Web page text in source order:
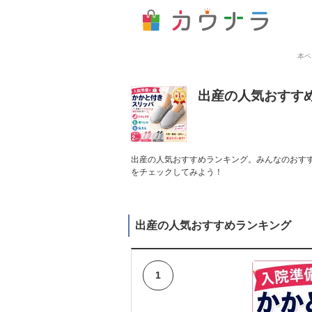
本
出産の人気おすす
出産の人気おすすめランキング。みんなのお
をチェックしてみよう！
出産の人気おすすめランキング
1